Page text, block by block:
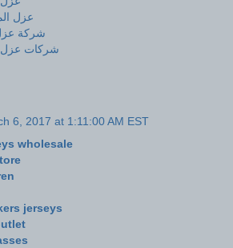
عزل
شركة
شركات عزل
6, 2017 at 1:11:00 AM EST
wholesale
jerseys